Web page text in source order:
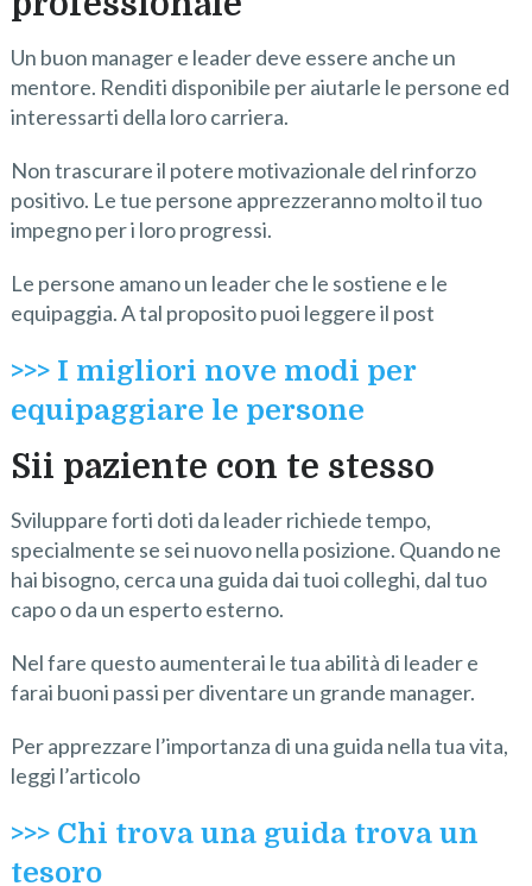
Un buon manager e leader deve essere anche un
mentore. Renditi disponibile per aiutarle le persone ed
interessarti della loro carriera.
Non trascurare il potere motivazionale del rinforzo
positivo. Le tue persone apprezzeranno molto il tuo
impegno per i loro progressi.
Le persone amano un leader che le sostiene e le
equipaggia. A tal proposito puoi leggere il post
>>> I migliori nove modi per
equipaggiare le persone
Sii paziente con te stesso
Sviluppare forti doti da leader richiede tempo,
specialmente se sei nuovo nella posizione. Quando ne
hai bisogno, cerca una guida dai tuoi colleghi, dal tuo
capo o da un esperto esterno.
Nel fare questo aumenterai le tua abilità di leader e
farai buoni passi per diventare un grande manager.
Per apprezzare l’importanza di una guida nella tua vita,
leggi l’articolo
>>> Chi trova una guida trova un
tesoro